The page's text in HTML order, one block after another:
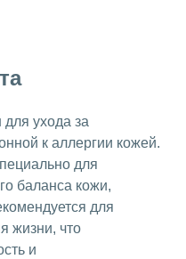
ухода за
к аллергии кожей.
для
баланса кожи,
для
жизни, что
и